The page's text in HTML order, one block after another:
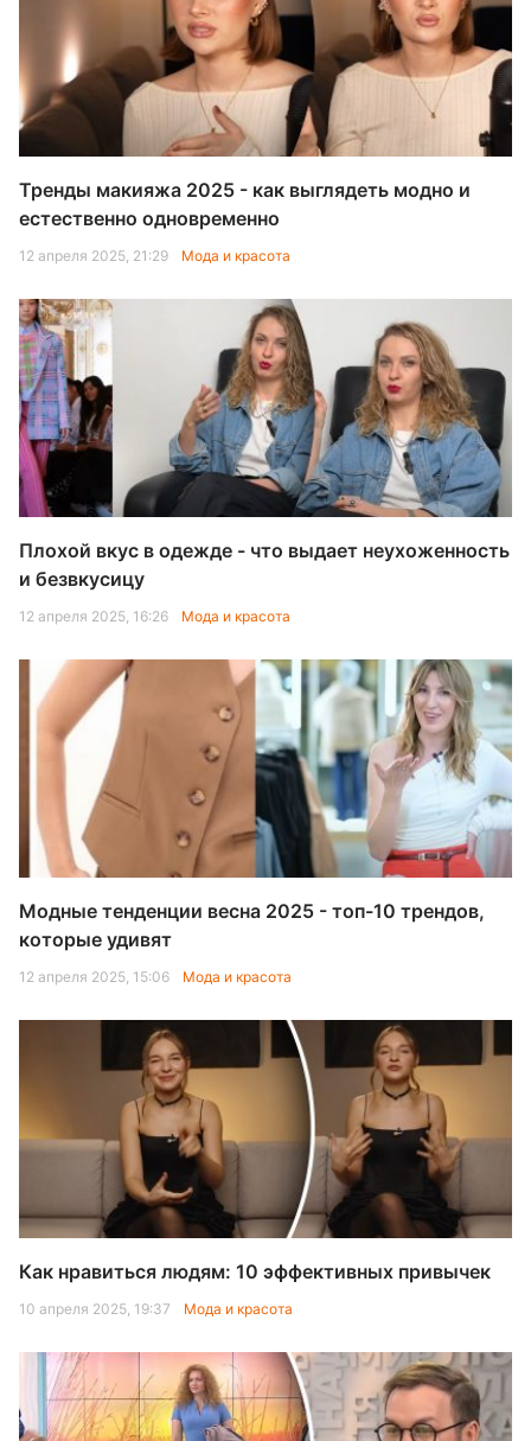
Тренды макияжа 2025 - как выглядеть модно и
естественно одновременно
12 апреля 2025, 21:29 Мода и красота
Плохой вкус в одежде - что выдает неухоженность
и безвкусицу
12 апреля 2025, 16:26 Мода и красота
Модные тенденции весна 2025 - топ-10 трендов,
которые удивят
12 апреля 2025, 15:06 Мода и красота
Как нравиться людям: 10 эффективных привычек
10 апреля 2025, 19:37 Мода и красота